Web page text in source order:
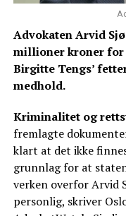
Advokaten Arvid
millioner kroner for
Birgitte Tengs’
medhold.
Kriminalitet og
fremlagte
klart at det ikke
grunnlag for at
verken overfor Arvid
personlig, skriver